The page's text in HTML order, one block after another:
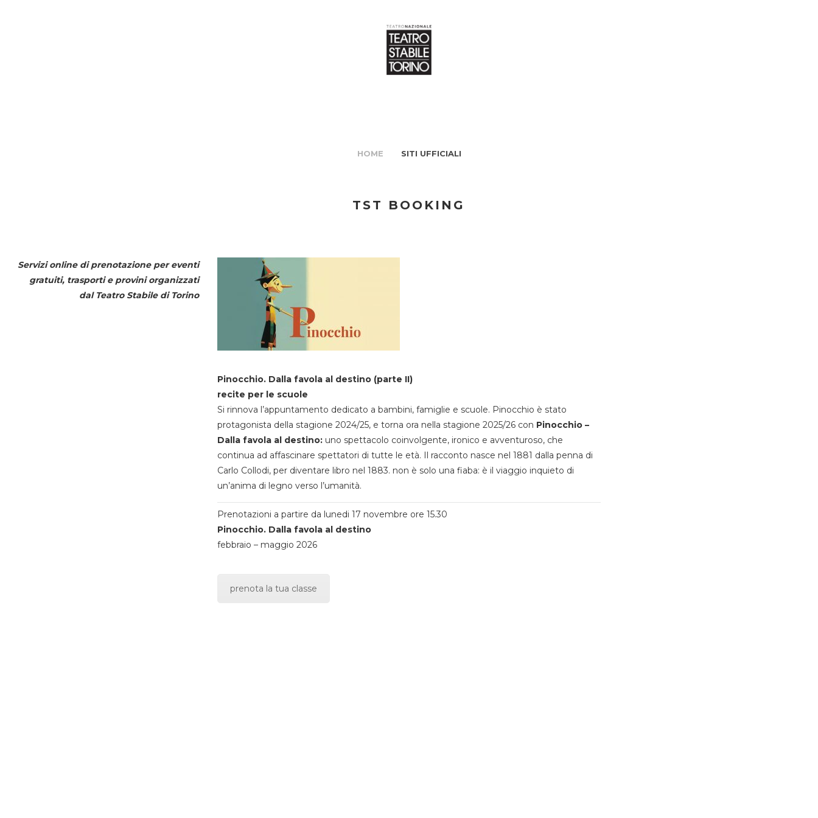
HOME SITI UFFICIALI
TST BOOKING
Servizi online di prenotazione per eventi
gratuiti, trasporti e provini organizzati
dal Teatro Stabile di Torino
Pinocchio. Dalla favola al destino (parte II)
recite per le scuole
Si rinnova l’appuntamento dedicato a bambini, famiglie e scuole. Pinocchio è stato
protagonista della stagione 2024/25, e torna ora nella stagione 2025/26 con Pinocchio –
Dalla favola al destino:uno spettacolo coinvolgente, ironico e avventuroso, che
continua ad affascinare spettatori di tutte le età. Il racconto nasce nel 1881 dalla penna di
Carlo Collodi, per diventare libro nel 1883. non è solo una fiaba: è il viaggio inquieto di
un’anima di legno verso l’umanità.
Prenotazioni a partire da lunedi 17 novembre ore 15.30
Pinocchio. Dalla favola al destino
febbraio – maggio 2026
prenota la tua classe